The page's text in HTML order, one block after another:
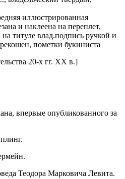
иллюстрированная
и наклеена на переплет,
титуле влад.подпись ручкой и
пометки букиниста
20-х гг. XX в.]
впервые опубликованного за
Теодора Марковича Левита.